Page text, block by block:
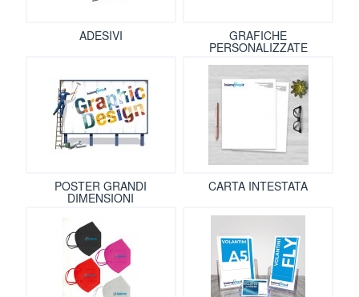
ADESIVI GRAFICHE
PERSONALIZZATE
POSTER GRANDI
DIMENSIONI
CARTA INTESTATA